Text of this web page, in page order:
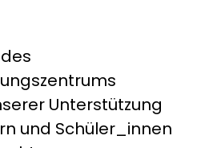
Unterstützung
und Schüler_innen